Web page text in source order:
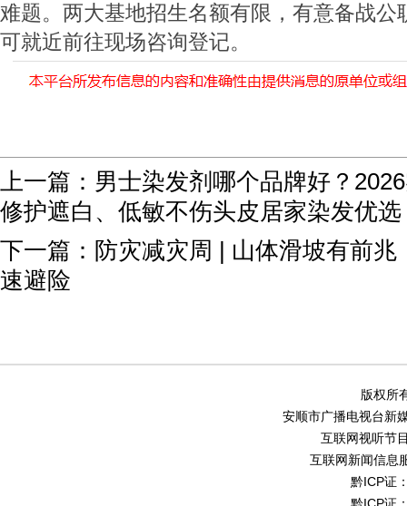
难题。两大基地招生名额有限，有意备战公
可就近前往现场咨询登记。
上一篇： 男士染发剂哪个品牌好？
修护遮白、低敏不伤头皮居家染发优选
下一篇： 防灾减灾周 | 山体滑坡有前
速避险
版权所
安顺市广播电视台新
互联网视听节
互联网新闻信息
黔ICP证